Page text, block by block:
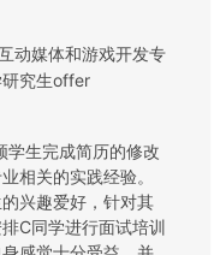
动媒体和游戏开发专
研究生offer
学生完成简历的修改
相关的实践经验。
兴趣爱好，针对其
C同学进行面试培训